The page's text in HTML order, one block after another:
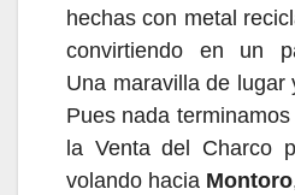
hechas con metal
convirtiendo en un
Una maravilla de lugar
Pues nada
la Venta del Charco
volando hacia Montoro